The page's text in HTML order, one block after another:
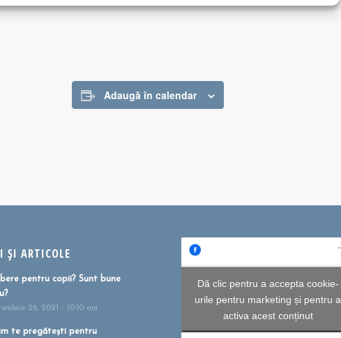
Adaugă în calendar
ȘI ARTICOLE
pentru copii? Sunt bune
26, 2021 - 10:10 am
te pregătești pentru
Dă clic pentru a accepta cookie-
urile pentru marketing și pentru a
activa acest conținut